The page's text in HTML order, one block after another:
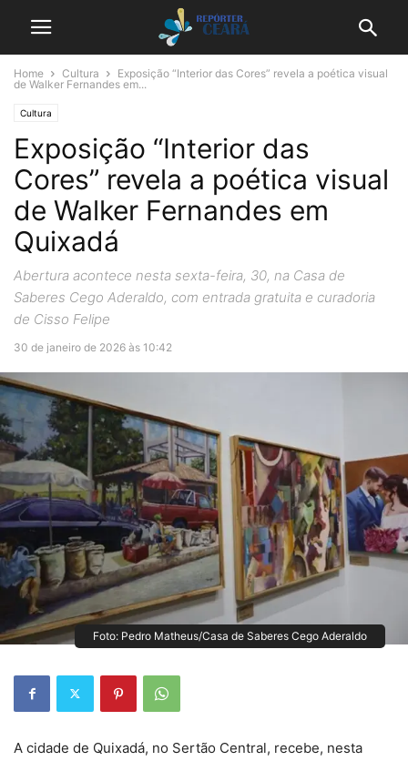
Home Cultura
Exposição “Interior das Cores” revela a poética visual
de Walker Fernandes em...
Cultura
Exposição “Interior das
Cores” revela a poética visual
de Walker Fernandes em
Quixadá
Abertura acontece nesta sexta-feira, 30, na Casa de
Saberes Cego Aderaldo, com entrada gratuita e curadoria
de Cisso Felipe
30 de janeiro de 2026 às 10:42
Foto: Pedro Matheus/Casa de Saberes Cego Aderaldo
A cidade de Quixadá, no Sertão Central, recebe, nesta